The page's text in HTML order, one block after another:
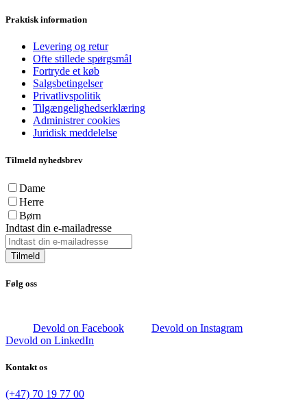
Praktisk information
Levering og retur
Ofte stillede spørgsmål
Fortryde et køb
Salgsbetingelser
Privatlivspolitik
Tilgængelighedserklæring
Administrer cookies
Juridisk meddelelse
Tilmeld nyhedsbrev
Dame
Herre
Børn
Indtast din e-mailadresse
Tilmeld
Følg oss
Devold on Facebook
Devold on Instagram
Devold on LinkedIn
Kontakt os
(+47) 70 19 77 00